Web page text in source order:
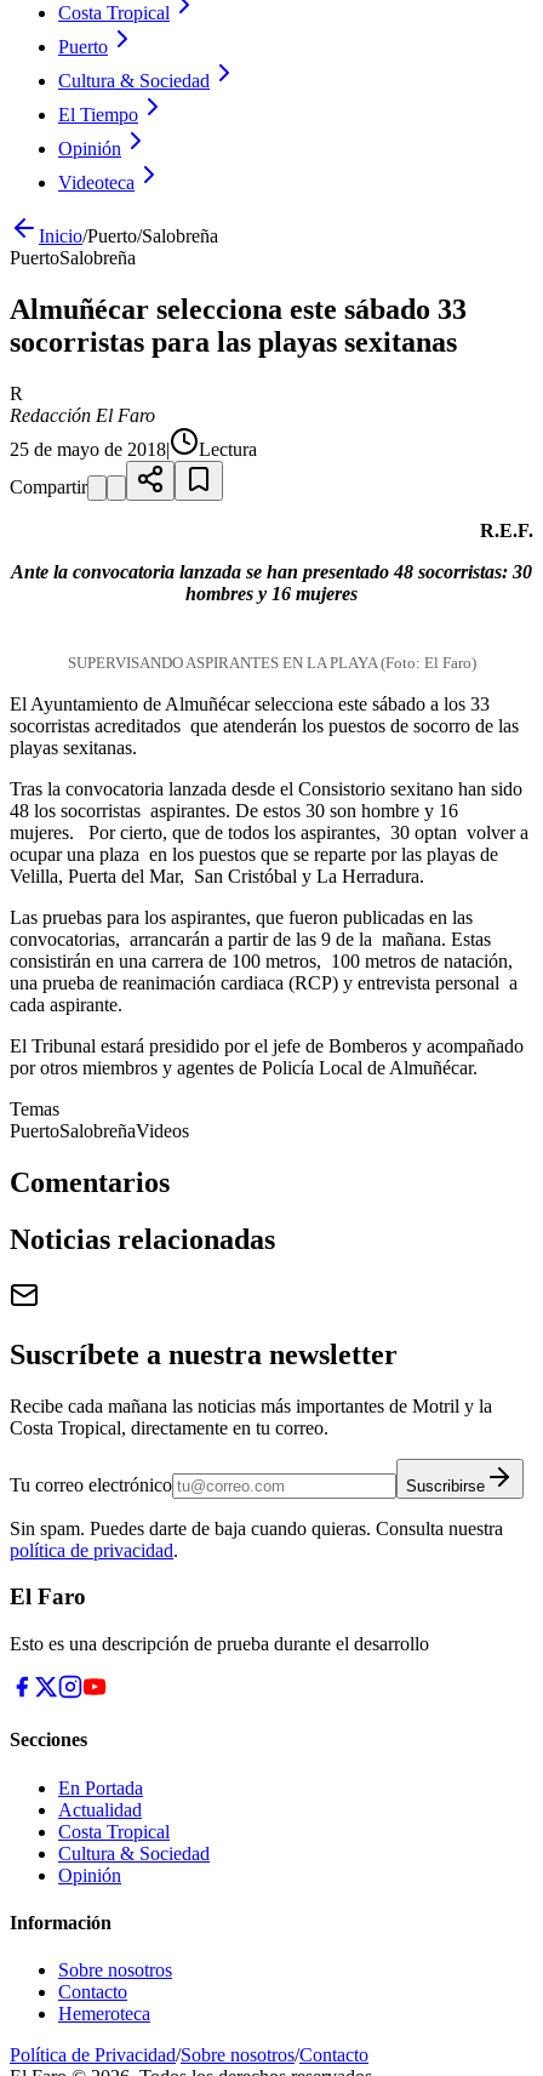
Costa Tropical
Puerto
Cultura & Sociedad
El Tiempo
Opinión
Videoteca
Inicio/Puerto/Salobreña
PuertoSalobreña
Almuñécar selecciona este sábado 33
socorristas para las playas sexitanas
R
Redacción El Faro
25 de mayo de 2018|
Lectura
Compartir
R.E.F.
Ante la convocatoria lanzada se han presentado 48 socorristas: 30
hombres y 16 mujeres
SUPERVISANDO ASPIRANTES EN LA PLAYA (Foto: El Faro)
El Ayuntamiento de Almuñécar selecciona este sábado a los 33
socorristas acreditados que atenderán los puestos de socorro de las
playas sexitanas.
Tras la convocatoria lanzada desde el Consistorio sexitano han sido
48 los socorristas aspirantes. De estos 30 son hombre y 16
mujeres. Por cierto, que de todos los aspirantes, 30 optan volver a
ocupar una plaza en los puestos que se reparte por las playas de
Velilla, Puerta del Mar, San Cristóbal y La Herradura.
Las pruebas para los aspirantes, que fueron publicadas en las
convocatorias, arrancarán a partir de las 9 de la mañana. Estas
consistirán en una carrera de 100 metros, 100 metros de natación,
una prueba de reanimación cardiaca (RCP) y entrevista personal a
cada aspirante.
El Tribunal estará presidido por el jefe de Bomberos y acompañado
por otros miembros y agentes de Policía Local de Almuñécar.
Temas
PuertoSalobreñaVideos
Comentarios
Noticias relacionadas
Suscríbete a nuestra newsletter
Recibe cada mañana las noticias más importantes de Motril y la
Costa Tropical, directamente en tu correo.
Tu correo electrónico Suscribirse
Sin spam. Puedes darte de baja cuando quieras. Consulta nuestra
política de privacidad.
El Faro
Esto es una descripción de prueba durante el desarrollo
Secciones
En Portada
Actualidad
Costa Tropical
Cultura & Sociedad
Opinión
Información
Sobre nosotros
Contacto
Hemeroteca
Política de Privacidad/Sobre nosotros/Contacto